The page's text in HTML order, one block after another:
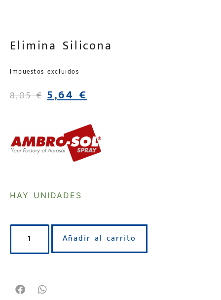
Elimina Silicona
Impuestos excluidos
8,05€ 5,64€
HAY UNIDADES
Añadir al carrito